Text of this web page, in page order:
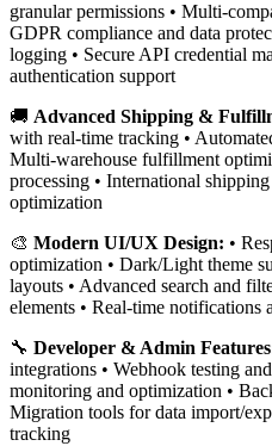
granular permissions • Multi-
GDPR compliance and data
logging • Secure API credential
authentication support
🚚 Advanced Shipping &
with real-time tracking •
Multi-warehouse fulfillment
processing • International
optimization
🎨 Modern UI/UX Design: •
optimization • Dark/Light theme
layouts • Advanced search and
elements • Real-time notifications
🔧 Developer & Admin
integrations • Webhook testing
monitoring and optimization •
Migration tools for data import/
tracking